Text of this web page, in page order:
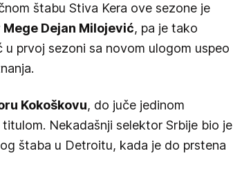
štabu Stiva Kera ove sezone je
Dejan Milojević, pa je tako
u prvoj sezoni sa novom ulogom uspeo
Kokoškovu, do juče jedinom
Nekadašnji selektor Srbije bio je
štaba u Detroitu, kada je do prstena